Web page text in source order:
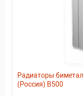
Радиаторы
(Россия) B500